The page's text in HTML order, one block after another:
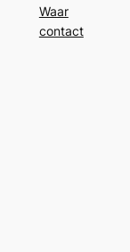
Waar
contact